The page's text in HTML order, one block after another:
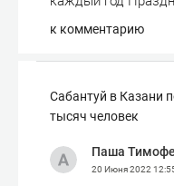
к комментарию
Сабантуй в Казани
тысяч человек
Паша
20 Июня 2022